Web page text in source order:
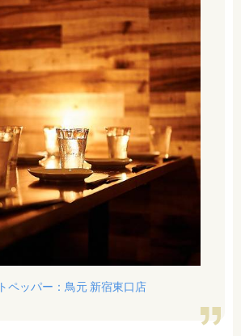
ペッパー：鳥元 新宿東口店